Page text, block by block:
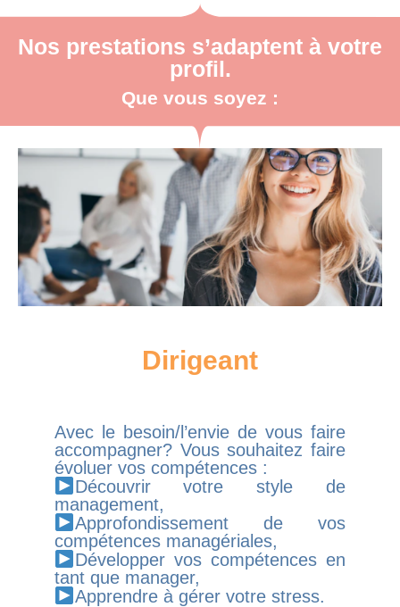
Nos prestations s’adaptent à votre
profil.
Que vous soyez :
Dirigeant
Avec le besoin/l’envie de vous faire
accompagner? Vous souhaitez faire
évoluer vos compétences :
Découvrir votre style de
management,
Approfondissement de vos
compétences managériales,
Développer vos compétences en
tant que manager,
Apprendre à gérer votre stress.